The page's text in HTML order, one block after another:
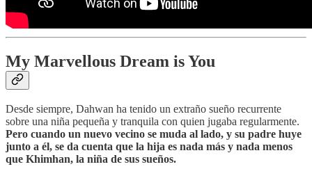
My Marvellous Dream is You
Desde siempre, Dahwan ha tenido un extraño sueño recurrente
sobre una niña pequeña y tranquila con quien jugaba regularmente.
Pero cuando un nuevo vecino se muda al lado, y su padre huye
junto a él, se da cuenta que la hija es nada más y nada menos
que Khimhan, la niña de sus sueños.